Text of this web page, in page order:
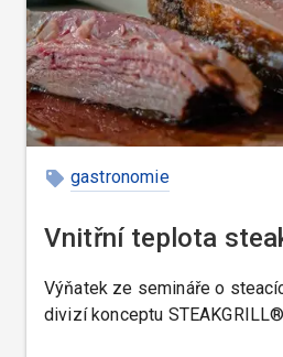
gastronomie
Vnitřní teplota
Výňatek ze semináře o
divizí konceptu